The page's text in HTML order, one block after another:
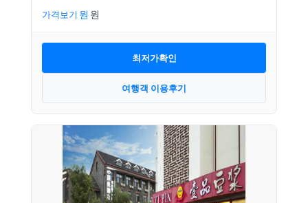
가격보기
최저가확인
여행객 이용후기